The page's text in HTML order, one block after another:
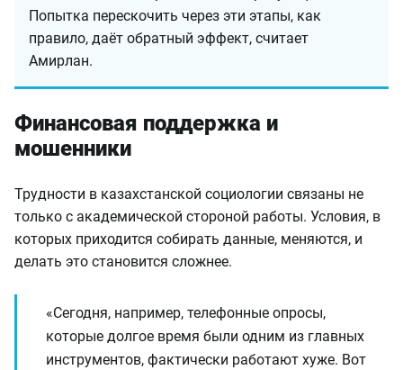
Попытка перескочить через эти этапы, как
правило, даёт обратный эффект, считает
Амирлан.
Финансовая поддержка и
мошенники
Трудности в казахстанской социологии связаны не
только с академической стороной работы. Условия, в
которых приходится собирать данные, меняются, и
делать это становится сложнее.
«Сегодня, например, телефонные опросы,
которые долгое время были одним из главных
инструментов, фактически работают хуже. Вот